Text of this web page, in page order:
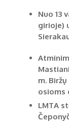
3
10
Nuo 13
girioje)
m.
osioms
LMTA